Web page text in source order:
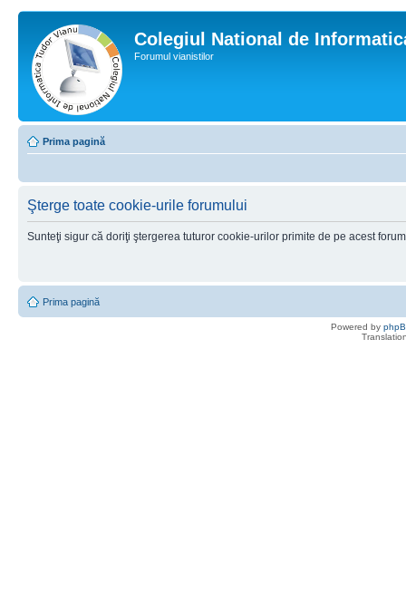
Colegiul National de
Forumul vianistilor
Prima pagină
Şterge toate cookie-urile forumului
Sunteţi sigur că doriţi ştergerea tuturor cookie-urilor primite de pe acest
Prima pagină
Powered by